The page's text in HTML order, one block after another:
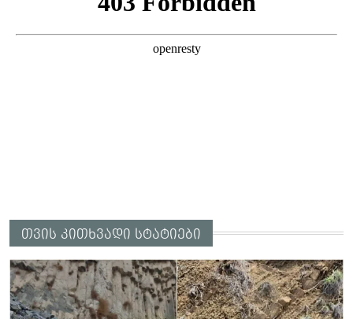
თვის კითხვადი სტატიები